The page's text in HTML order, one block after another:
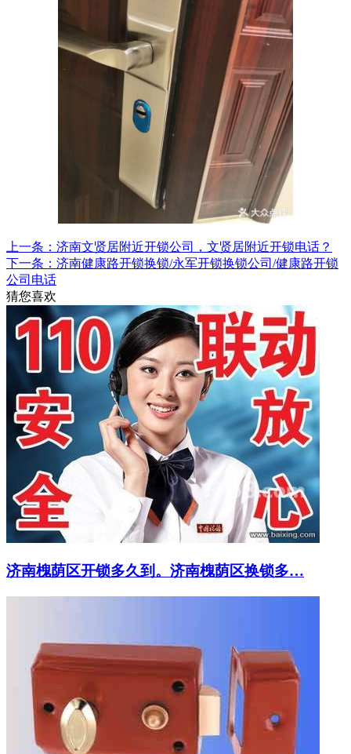
上一条：济南文贤居附近开锁公司，文贤居附近开锁电话？
下一条：济南健康路开锁换锁/永军开锁换锁公司/健康路开锁
公司电话
猜您喜欢
济南槐荫区开锁多久到。济南槐荫区换锁多…